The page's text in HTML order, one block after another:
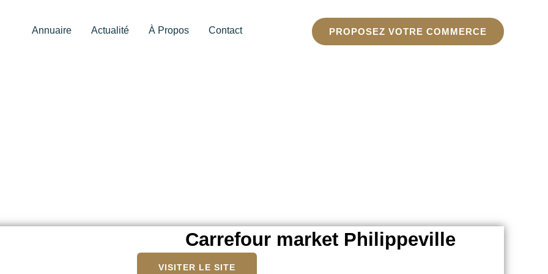
Annuaire Actualité À Propos Contact PROPOSEZ VOTRE COMMERCE
Carrefour market Philippeville
VISITER LE SITE